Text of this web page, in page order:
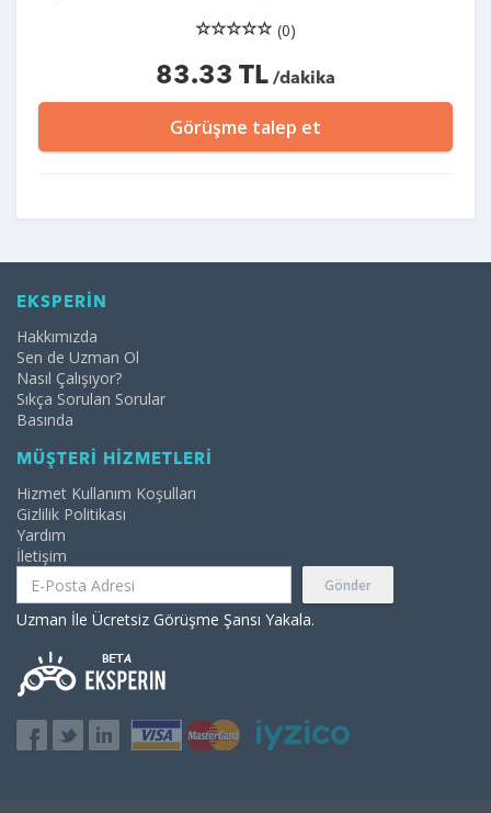
(0)
83.33 TL /dakika
Görüşme talep et
EKSPERİN
Hakkımızda
Sen de Uzman Ol
Nasıl Çalışıyor?
Sıkça Sorulan Sorular
Basında
MÜŞTERİ HİZMETLERİ
Hizmet Kullanım Koşulları
Gizlilik Politikası
Yardım
İletişim
Gönder
Uzman İle Ücretsiz Görüşme Şansı Yakala.